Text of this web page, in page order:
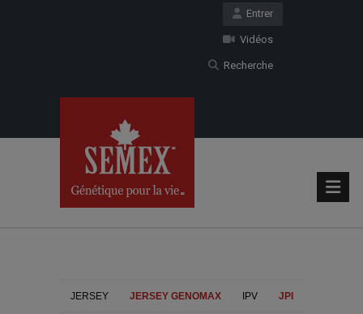
Entrer
Vidéos
Recherche